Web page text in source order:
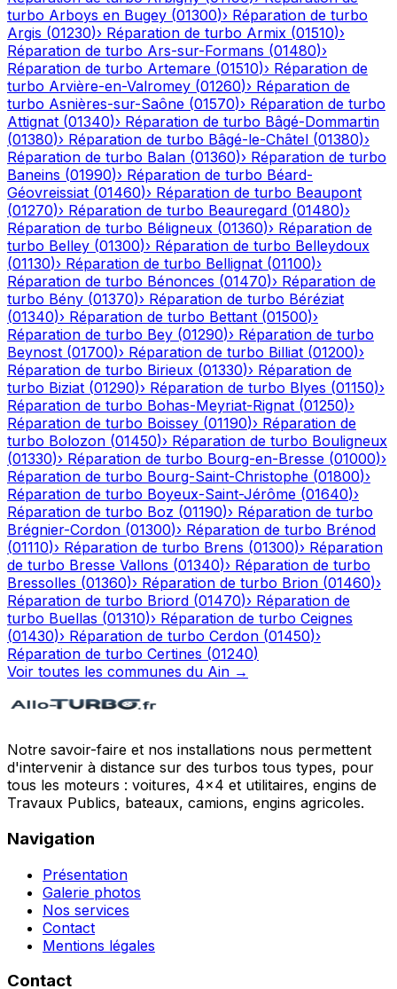
turbo Arboys en Bugey (01300)› Réparation de turbo
Argis (01230)› Réparation de turbo Armix (01510)›
Réparation de turbo Ars-sur-Formans (01480)›
Réparation de turbo Artemare (01510)› Réparation de
turbo Arvière-en-Valromey (01260)› Réparation de
turbo Asnières-sur-Saône (01570)› Réparation de turbo
Attignat (01340)› Réparation de turbo Bâgé-Dommartin
(01380)› Réparation de turbo Bâgé-le-Châtel (01380)›
Réparation de turbo Balan (01360)› Réparation de turbo
Baneins (01990)› Réparation de turbo Béard-
Géovreissiat (01460)› Réparation de turbo Beaupont
(01270)› Réparation de turbo Beauregard (01480)›
Réparation de turbo Béligneux (01360)› Réparation de
turbo Belley (01300)› Réparation de turbo Belleydoux
(01130)› Réparation de turbo Bellignat (01100)›
Réparation de turbo Bénonces (01470)› Réparation de
turbo Bény (01370)› Réparation de turbo Béréziat
(01340)› Réparation de turbo Bettant (01500)›
Réparation de turbo Bey (01290)› Réparation de turbo
Beynost (01700)› Réparation de turbo Billiat (01200)›
Réparation de turbo Birieux (01330)› Réparation de
turbo Biziat (01290)› Réparation de turbo Blyes (01150)›
Réparation de turbo Bohas-Meyriat-Rignat (01250)›
Réparation de turbo Boissey (01190)› Réparation de
turbo Bolozon (01450)› Réparation de turbo Bouligneux
(01330)› Réparation de turbo Bourg-en-Bresse (01000)›
Réparation de turbo Bourg-Saint-Christophe (01800)›
Réparation de turbo Boyeux-Saint-Jérôme (01640)›
Réparation de turbo Boz (01190)› Réparation de turbo
Brégnier-Cordon (01300)› Réparation de turbo Brénod
(01110)› Réparation de turbo Brens (01300)› Réparation
de turbo Bresse Vallons (01340)› Réparation de turbo
Bressolles (01360)› Réparation de turbo Brion (01460)›
Réparation de turbo Briord (01470)› Réparation de
turbo Buellas (01310)› Réparation de turbo Ceignes
(01430)› Réparation de turbo Cerdon (01450)›
Réparation de turbo Certines (01240)
Voir toutes les communes du Ain →
Notre savoir-faire et nos installations nous permettent
d'intervenir à distance sur des turbos tous types, pour
tous les moteurs : voitures, 4x4 et utilitaires, engins de
Travaux Publics, bateaux, camions, engins agricoles.
Navigation
Présentation
Galerie photos
Nos services
Contact
Mentions légales
Contact